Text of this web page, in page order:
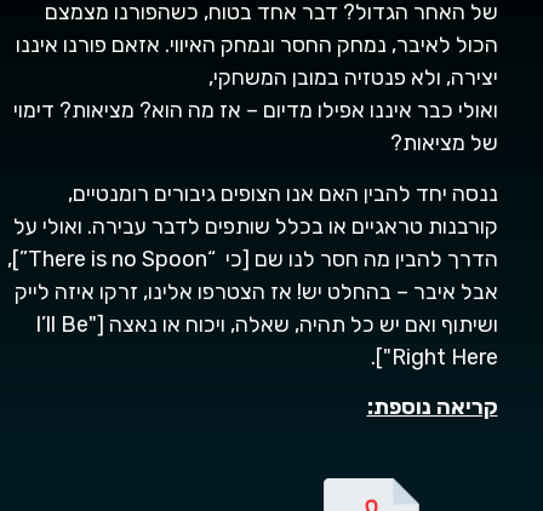
של האחר הגדול? דבר אחד בטוח, כשהפורנו מצמצם
הכול לאיבר, נמחק החסר ונמחק האיווי. אזאם פורנו איננו
יצירה, ולא פנטזיה במובן המשחקי,
ואולי כבר איננו אפילו מדיום – אז מה הוא?מציאות? דימוי
של מציאות?
ננסה יחד להבין האם אנו הצופים גיבורים רומנטיים,
קורבנות טראגיים או בכלל שותפים לדבר עבירה. ואולי על
הדרך להבין מה חסר לנו שם [כי “There is no Spoon”],
אבל איבר – בהחלט יש! אז הצטרפו אלינו, זרקו איזה לייק
ושיתוף ואם יש כל תהיה, שאלה, ויכוח או נאצה ["I’ll Be
Right Here"].
קריאה נוספת: